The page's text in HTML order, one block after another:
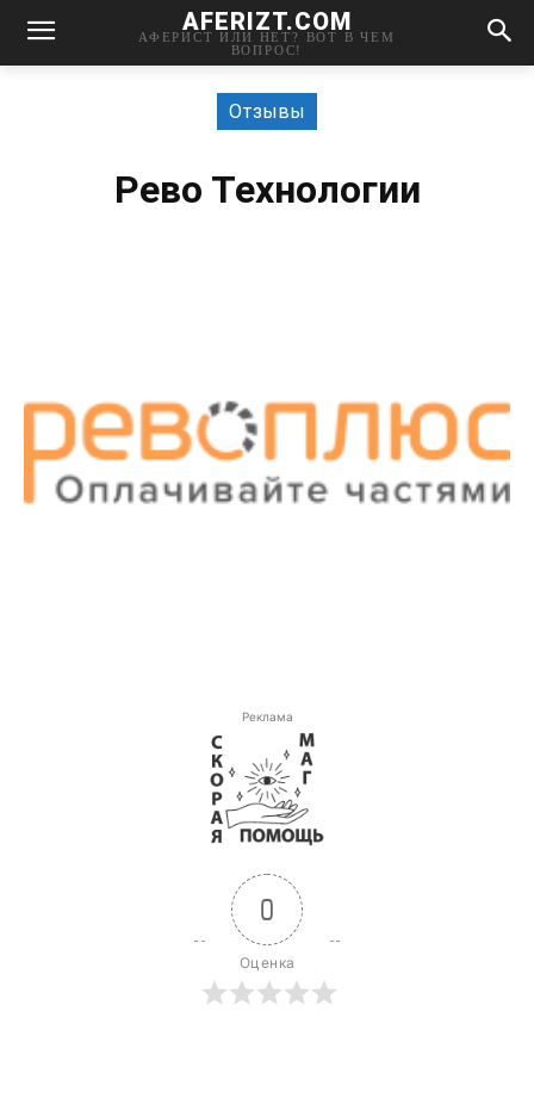
AFERIZT.COM
АФЕРИСТ ИЛИ НЕТ? ВОТ В ЧЕМ
ВОПРОС!
Отзывы
Рево Технологии
Реклама
0
Оценка